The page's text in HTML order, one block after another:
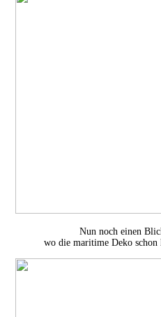
Nun noch einen
wo die maritime Deko schon